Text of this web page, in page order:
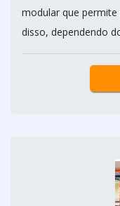
modular que
disso, dependendo